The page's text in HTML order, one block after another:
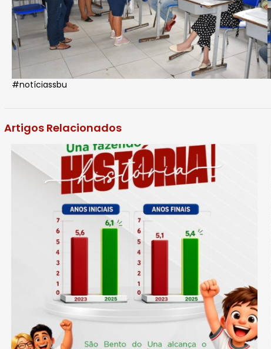
#notíciassbu
Artigos Relacionados